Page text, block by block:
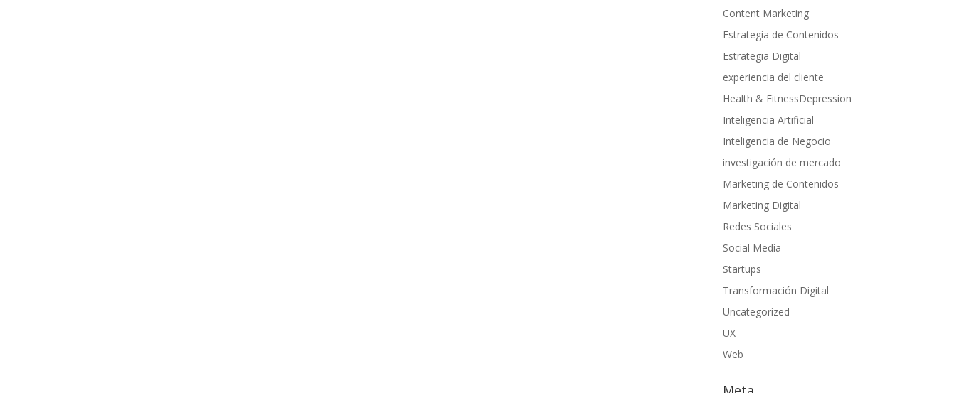
Content Marketing
Estrategia de Contenidos
Estrategia Digital
experiencia del cliente
Health & FitnessDepression
Inteligencia Artificial
Inteligencia de Negocio
investigación de mercado
Marketing de Contenidos
Marketing Digital
Redes Sociales
Social Media
Startups
Transformación Digital
Uncategorized
UX
Web